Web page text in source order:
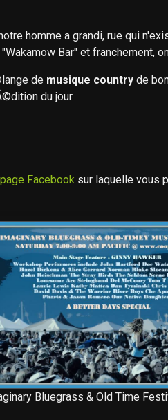
homme a grandi, rue qui
Bar" et franchement,
de musique country de
du jour.
Facebook sur laquelle vous
Bluegrass & Old Time